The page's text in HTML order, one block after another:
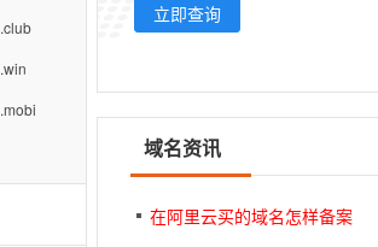
立即查询
域名资讯
在阿里云买的域名怎样备案
.club
.win
.mobi